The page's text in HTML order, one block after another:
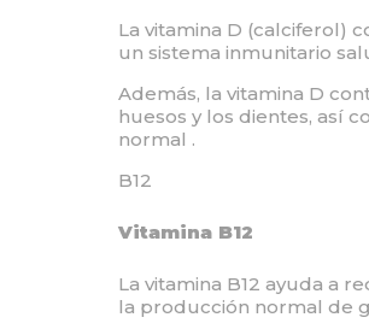
La vitamina D (calciferol)
un sistema inmunitario
Además, la vitamina D
huesos y los dientes, así
normal .
B12
Vitamina B12
La vitamina B12 ayuda a
la producción normal de